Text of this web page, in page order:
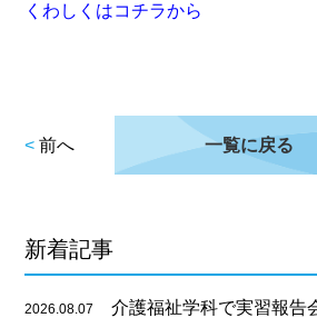
くわしくはコチラから
<前へ 一覧に戻る
新着記事
2026.08.07 介護福祉学科で実習報告